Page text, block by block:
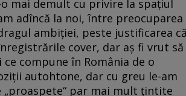
mai demult cu privire la spaţiul
adîncă la noi, între preocuparea
ambiţiei, peste justificarea
cover, dar aş fi vrut să
compune în România de o
autohtone, dar cu greu le-am
par mai mult ţintite